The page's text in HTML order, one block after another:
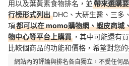
用以及葉黃素食物排名，並帶來選購
行榜形式列出DHC、大研生醫、三多
項都可以在 momo購物網、蝦皮商城
物中心等平台上購買 ，其中可能還有
比較個商品的功能和價格，希望對您的
網站內的評論與排名各自獨立，不受任何